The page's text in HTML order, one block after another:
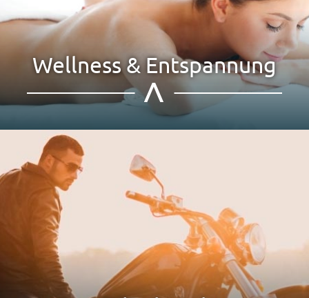
Wellness & Entspannung